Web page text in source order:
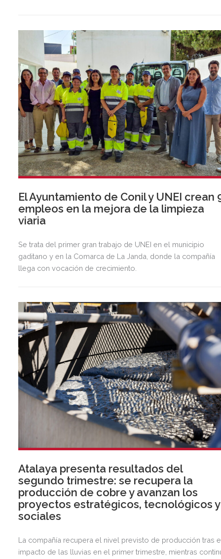
El Ayuntamiento de Conil y UNEI crean
empleos en la mejora de la limpieza
viaria
Se trata del primer gran trabajo de UNEI en el municipio
gaditano y en la Comarca de La Janda, donde la compañía
llega con vocación de crecimiento.
Atalaya presenta resultados del
segundo trimestre: se recupera la
producción de cobre y avanzan los
proyectos estratégicos, tecnológicos y
sociales
La compañía recupera el nivel previsto de producción tras
impacto de las lluvias en el primer trimestre, mientras